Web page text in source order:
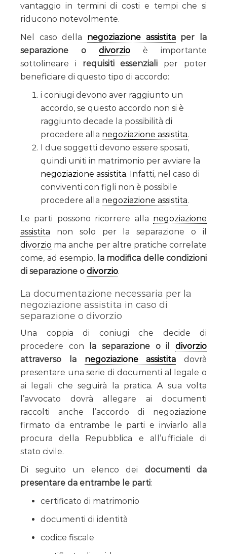
vantaggio in termini di costi e tempi che si
riducono notevolmente.
Nel caso della negoziazione assistitaper la
separazione o divorzio è importante
sottolineare i requisiti essenziali per poter
beneficiare di questo tipo di accordo:
i coniugi devono aver raggiunto un
accordo, se questo accordo non si è
raggiunto decade la possibilità di
procedere alla negoziazione assistita.
I due soggetti devono essere sposati,
quindi uniti in matrimonio per avviare la
negoziazione assistita. Infatti, nel caso di
conviventi con figli non è possibile
procedere alla negoziazione assistita.
Le parti possono ricorrere alla negoziazione
assistita non solo per la separazione o il
divorzio ma anche per altre pratiche correlate
come, ad esempio, la modifica delle condizioni
di separazione o divorzio.
La documentazione necessaria per la
negoziazione assistita in caso di
separazione o divorzio
Una coppia di coniugi che decide di
procedere con
la separazione o ildivorzio
attraverso la negoziazione assistita dovrà
presentare una serie di documenti al legale o
ai legali che seguirà la pratica. A sua volta
l’avvocato dovrà allegare ai documenti
raccolti anche l’accordo di negoziazione
firmato da entrambe le parti e inviarlo alla
procura della Repubblica e all’ufficiale di
stato civile.
Di seguito un elenco dei documenti da
presentare da entrambe le parti:
certificato di matrimonio
documenti di identità
codice fiscale